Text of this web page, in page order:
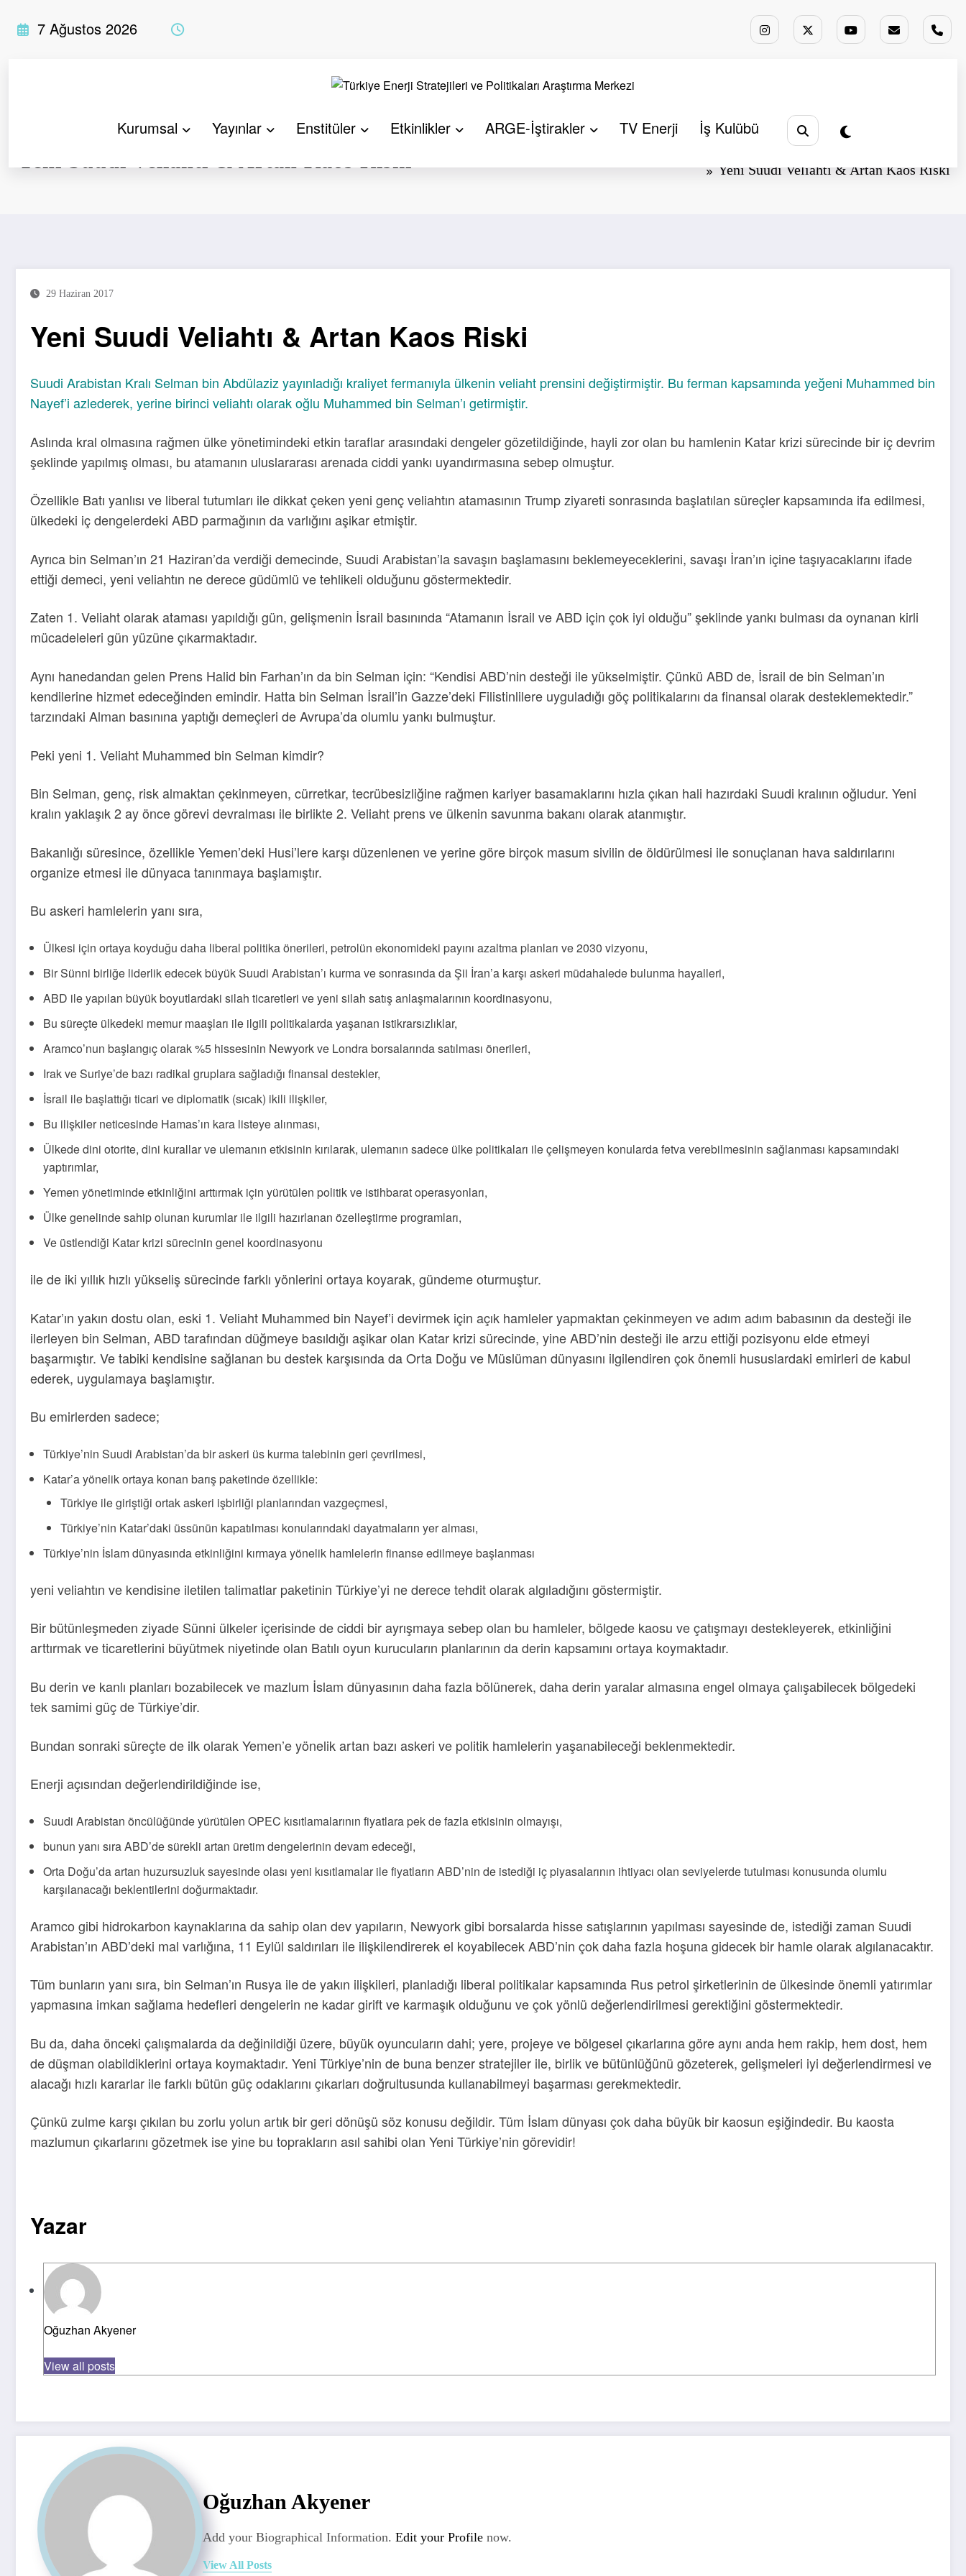
atla
7 Ağustos 2026
Kurumsal Yayınlar Enstitüler Etkinlikler ARGE-İştirakler TV Enerji İş Kulübü
Yeni Suudi Veliahtı & Artan Kaos Riski
29 Haziran 2017
Yeni Suudi Veliahtı & Artan Kaos Riski
Suudi Arabistan Kralı Selman bin Abdülaziz yayınladığı kraliyet fermanıyla ülkenin veliaht prensini değiştirmiştir. Bu ferman kapsamında yeğeni Muhammed bin
Nayef’i azlederek, yerine birinci veliahtı olarak oğlu Muhammed bin Selman’ı getirmiştir.
Aslında kral olmasına rağmen ülke yönetimindeki etkin taraflar arasındaki dengeler gözetildiğinde, hayli zor olan bu hamlenin Katar krizi sürecinde bir iç devrim
şeklinde yapılmış olması, bu atamanın uluslararası arenada ciddi yankı uyandırmasına sebep olmuştur.
Özellikle Batı yanlısı ve liberal tutumları ile dikkat çeken yeni genç veliahtın atamasının Trump ziyareti sonrasında başlatılan süreçler kapsamında ifa edilmesi,
ülkedeki iç dengelerdeki ABD parmağının da varlığını aşikar etmiştir.
Ayrıca bin Selman’ın 21 Haziran’da verdiği demecinde, Suudi Arabistan’la savaşın başlamasını beklemeyeceklerini, savaşı İran’ın içine taşıyacaklarını ifade
ettiği demeci, yeni veliahtın ne derece güdümlü ve tehlikeli olduğunu göstermektedir.
Zaten 1. Veliaht olarak ataması yapıldığı gün, gelişmenin İsrail basınında “Atamanın İsrail ve ABD için çok iyi olduğu” şeklinde yankı bulması da oynanan kirli
mücadeleleri gün yüzüne çıkarmaktadır.
Aynı hanedandan gelen Prens Halid bin Farhan’ın da bin Selman için: “Kendisi ABD’nin desteği ile yükselmiştir. Çünkü ABD de, İsrail de bin Selman’ın
kendilerine hizmet edeceğinden emindir. Hatta bin Selman İsrail’in Gazze’deki Filistinlilere uyguladığı göç politikalarını da finansal olarak desteklemektedir.”
tarzındaki Alman basınına yaptığı demeçleri de Avrupa’da olumlu yankı bulmuştur.
Peki yeni 1. Veliaht Muhammed bin Selman kimdir?
Bin Selman, genç, risk almaktan çekinmeyen, cürretkar, tecrübesizliğine rağmen kariyer basamaklarını hızla çıkan hali hazırdaki Suudi kralının oğludur. Yeni
kralın yaklaşık 2 ay önce görevi devralması ile birlikte 2. Veliaht prens ve ülkenin savunma bakanı olarak atanmıştır.
Bakanlığı süresince, özellikle Yemen’deki Husi’lere karşı düzenlenen ve yerine göre birçok masum sivilin de öldürülmesi ile sonuçlanan hava saldırılarını
organize etmesi ile dünyaca tanınmaya başlamıştır.
Bu askeri hamlelerin yanı sıra,
Ülkesi için ortaya koyduğu daha liberal politika önerileri, petrolün ekonomideki payını azaltma planları ve 2030 vizyonu,
Bir Sünni birliğe liderlik edecek büyük Suudi Arabistan’ı kurma ve sonrasında da Şii İran’a karşı askeri müdahalede bulunma hayalleri,
ABD ile yapılan büyük boyutlardaki silah ticaretleri ve yeni silah satış anlaşmalarının koordinasyonu,
Bu süreçte ülkedeki memur maaşları ile ilgili politikalarda yaşanan istikrarsızlıklar,
Aramco’nun başlangıç olarak %5 hissesinin Newyork ve Londra borsalarında satılması önerileri,
Irak ve Suriye’de bazı radikal gruplara sağladığı finansal destekler,
İsrail ile başlattığı ticari ve diplomatik (sıcak) ikili ilişkiler,
Bu ilişkiler neticesinde Hamas’ın kara listeye alınması,
Ülkede dini otorite, dini kurallar ve ulemanın etkisinin kırılarak, ulemanın sadece ülke politikaları ile çelişmeyen konularda fetva verebilmesinin sağlanması kapsamındaki
yaptırımlar,
Yemen yönetiminde etkinliğini arttırmak için yürütülen politik ve istihbarat operasyonları,
Ülke genelinde sahip olunan kurumlar ile ilgili hazırlanan özelleştirme programları,
Ve üstlendiği Katar krizi sürecinin genel koordinasyonu
ile de iki yıllık hızlı yükseliş sürecinde farklı yönlerini ortaya koyarak, gündeme oturmuştur.
Katar’ın yakın dostu olan, eski 1. Veliaht Muhammed bin Nayef’i devirmek için açık hamleler yapmaktan çekinmeyen ve adım adım babasının da desteği ile
ilerleyen bin Selman, ABD tarafından düğmeye basıldığı aşikar olan Katar krizi sürecinde, yine ABD’nin desteği ile arzu ettiği pozisyonu elde etmeyi
başarmıştır. Ve tabiki kendisine sağlanan bu destek karşısında da Orta Doğu ve Müslüman dünyasını ilgilendiren çok önemli hususlardaki emirleri de kabul
ederek, uygulamaya başlamıştır.
Bu emirlerden sadece;
Türkiye’nin Suudi Arabistan’da bir askeri üs kurma talebinin geri çevrilmesi,
Katar’a yönelik ortaya konan barış paketinde özellikle:
Türkiye ile giriştiği ortak askeri işbirliği planlarından vazgeçmesi,
Türkiye’nin Katar’daki üssünün kapatılması konularındaki dayatmaların yer alması,
Türkiye’nin İslam dünyasında etkinliğini kırmaya yönelik hamlelerin finanse edilmeye başlanması
yeni veliahtın ve kendisine iletilen talimatlar paketinin Türkiye’yi ne derece tehdit olarak algıladığını göstermiştir.
Bir bütünleşmeden ziyade Sünni ülkeler içerisinde de ciddi bir ayrışmaya sebep olan bu hamleler, bölgede kaosu ve çatışmayı destekleyerek, etkinliğini
arttırmak ve ticaretlerini büyütmek niyetinde olan Batılı oyun kurucuların planlarının da derin kapsamını ortaya koymaktadır.
Bu derin ve kanlı planları bozabilecek ve mazlum İslam dünyasının daha fazla bölünerek, daha derin yaralar almasına engel olmaya çalışabilecek bölgedeki
tek samimi güç de Türkiye’dir.
Bundan sonraki süreçte de ilk olarak Yemen’e yönelik artan bazı askeri ve politik hamlelerin yaşanabileceği beklenmektedir.
Enerji açısından değerlendirildiğinde ise,
Suudi Arabistan öncülüğünde yürütülen OPEC kısıtlamalarının fiyatlara pek de fazla etkisinin olmayışı,
bunun yanı sıra ABD’de sürekli artan üretim dengelerinin devam edeceği,
Orta Doğu’da artan huzursuzluk sayesinde olası yeni kısıtlamalar ile fiyatların ABD’nin de istediği iç piyasalarının ihtiyacı olan seviyelerde tutulması konusunda olumlu
karşılanacağı beklentilerini doğurmaktadır.
Aramco gibi hidrokarbon kaynaklarına da sahip olan dev yapıların, Newyork gibi borsalarda hisse satışlarının yapılması sayesinde de, istediği zaman Suudi
Arabistan’ın ABD’deki mal varlığına, 11 Eylül saldırıları ile ilişkilendirerek el koyabilecek ABD’nin çok daha fazla hoşuna gidecek bir hamle olarak algılanacaktır.
Tüm bunların yanı sıra, bin Selman’ın Rusya ile de yakın ilişkileri, planladığı liberal politikalar kapsamında Rus petrol şirketlerinin de ülkesinde önemli yatırımlar
yapmasına imkan sağlama hedefleri dengelerin ne kadar girift ve karmaşık olduğunu ve çok yönlü değerlendirilmesi gerektiğini göstermektedir.
Bu da, daha önceki çalışmalarda da değinildiği üzere, büyük oyuncuların dahi; yere, projeye ve bölgesel çıkarlarına göre aynı anda hem rakip, hem dost, hem
de düşman olabildiklerini ortaya koymaktadır. Yeni Türkiye’nin de buna benzer stratejiler ile, birlik ve bütünlüğünü gözeterek, gelişmeleri iyi değerlendirmesi ve
alacağı hızlı kararlar ile farklı bütün güç odaklarını çıkarları doğrultusunda kullanabilmeyi başarması gerekmektedir.
Çünkü zulme karşı çıkılan bu zorlu yolun artık bir geri dönüşü söz konusu değildir. Tüm İslam dünyası çok daha büyük bir kaosun eşiğindedir. Bu kaosta
mazlumun çıkarlarını gözetmek ise yine bu toprakların asıl sahibi olan Yeni Türkiye’nin görevidir!
Yazar
Oğuzhan Akyener
View all posts
Oğuzhan Akyener
Add your Biographical Information. Edit your Profile now.
View All Posts